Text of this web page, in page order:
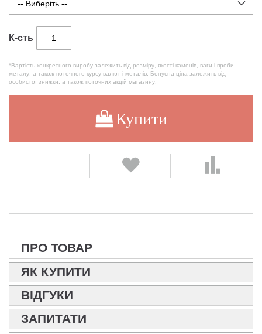
К-сть
*Вартість конкретного виробу залежить від розміру, якості каменів, ваги і проби
металу, а також поточного курсу валют і металів. Бонусна ціна залежить від
особистої знижки, а також поточних акцій магазину.
Купити
ПРО ТОВАР
ЯК КУПИТИ
ВІДГУКИ
ЗАПИТАТИ